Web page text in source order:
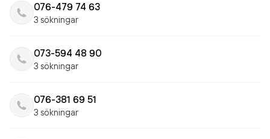
076-479 74 63
3 sökningar
073-594 48 90
3 sökningar
076-381 69 51
3 sökningar